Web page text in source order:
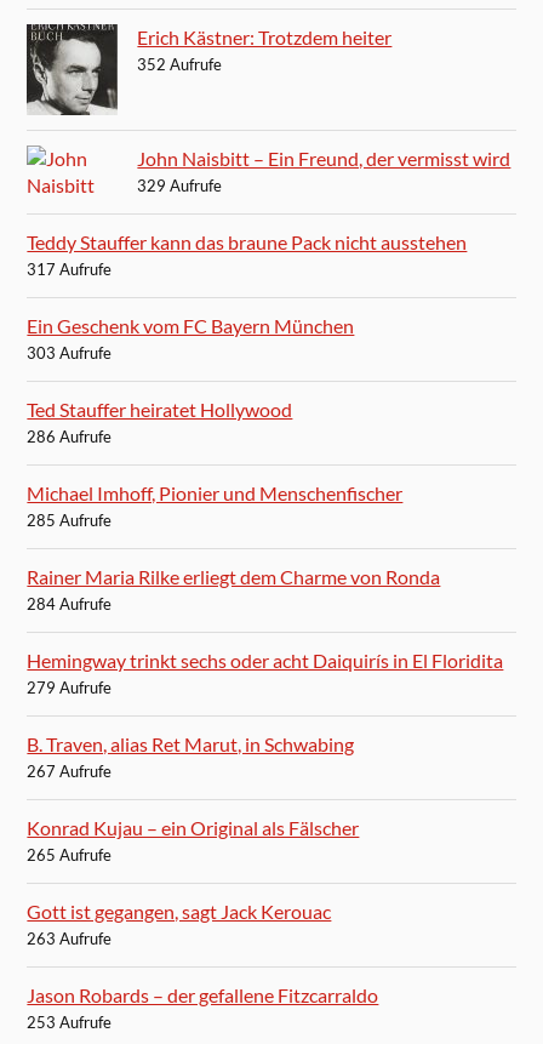
Erich Kästner: Trotzdem heiter
352 Aufrufe
John Naisbitt – Ein Freund, der vermisst wird
329 Aufrufe
Teddy Stauffer kann das braune Pack nicht ausstehen
317 Aufrufe
Ein Geschenk vom FC Bayern München
303 Aufrufe
Ted Stauffer heiratet Hollywood
286 Aufrufe
Michael Imhoff, Pionier und Menschenfischer
285 Aufrufe
Rainer Maria Rilke erliegt dem Charme von Ronda
284 Aufrufe
Hemingway trinkt sechs oder acht Daiquirís in El Floridita
279 Aufrufe
B. Traven, alias Ret Marut, in Schwabing
267 Aufrufe
Konrad Kujau – ein Original als Fälscher
265 Aufrufe
Gott ist gegangen, sagt Jack Kerouac
263 Aufrufe
Jason Robards – der gefallene Fitzcarraldo
253 Aufrufe